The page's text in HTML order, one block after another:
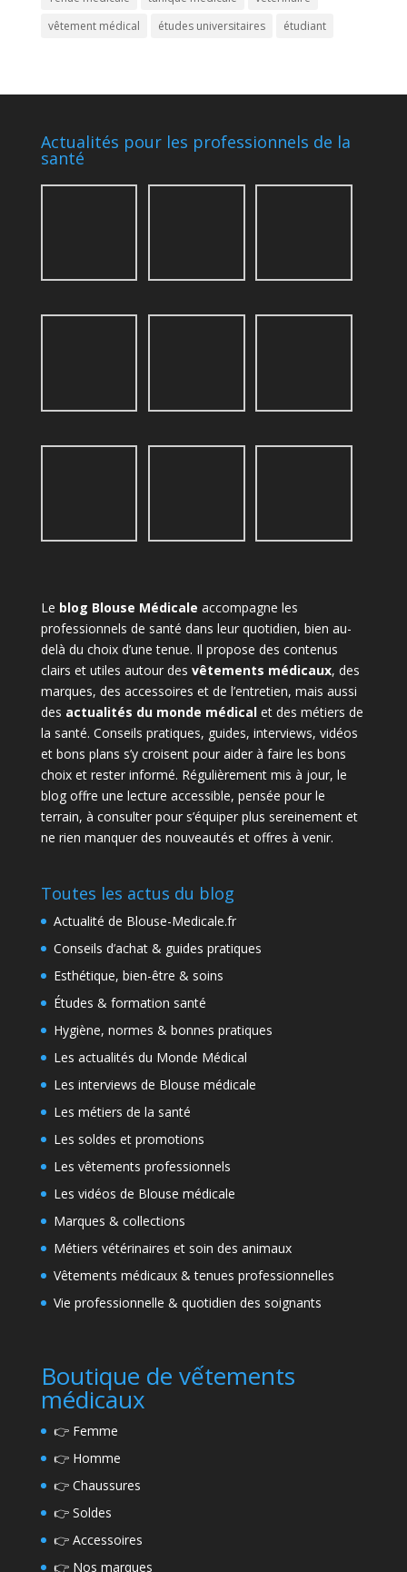
vêtement médical
études universitaires étudiant
Actualités pour les professionnels de la
santé
Le blog Blouse Médicale accompagne les
professionnels de santé dans leur quotidien, bien au-
delà du choix d’une tenue. Il propose des contenus
clairs et utiles autour des vêtements médicaux, des
marques, des accessoires et de l’entretien, mais aussi
des actualités du monde médicalet des métiers de
la santé. Conseils pratiques, guides, interviews, vidéos
et bons plans s’y croisent pour aider à faire les bons
choix et rester informé. Régulièrement mis à jour, le
blog offre une lecture accessible, pensée pour le
terrain, à consulter pour s’équiper plus sereinement et
ne rien manquer des nouveautés et offres à venir.
Toutes les actus du blog
Actualité de Blouse-Medicale.fr
Conseils d’achat & guides pratiques
Esthétique, bien-être & soins
Études & formation santé
Hygiène, normes & bonnes pratiques
Les actualités du Monde Médical
Les interviews de Blouse médicale
Les métiers de la santé
Les soldes et promotions
Les vêtements professionnels
Les vidéos de Blouse médicale
Marques & collections
Métiers vétérinaires et soin des animaux
Vêtements médicaux & tenues professionnelles
Vie professionnelle & quotidien des soignants
Boutique de vếtements
médicaux
👉 Femme
👉 Homme
👉 Chaussures
👉 Soldes
👉 Accessoires
👉 Nos marques